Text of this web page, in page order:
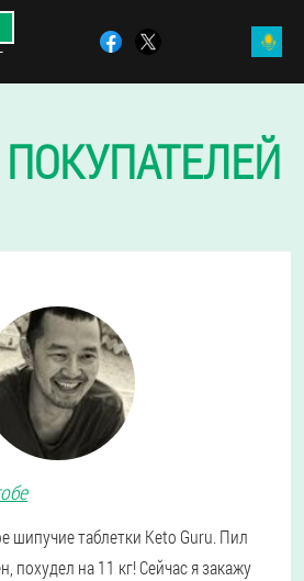
шипучие таблетки Keto Guru. Пил
похудел на 11 кг! Сейчас я закажу